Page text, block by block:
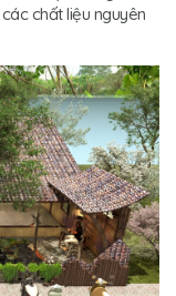
chất liệu nguyên